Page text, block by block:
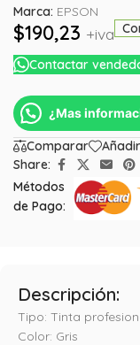
Marca: EPSON
$190,23 +iva
Contactar
¿Mas
Comparar
Share:
Métodos
de Pago:
Descripción:
Tipo: Tinta
Color: Gris